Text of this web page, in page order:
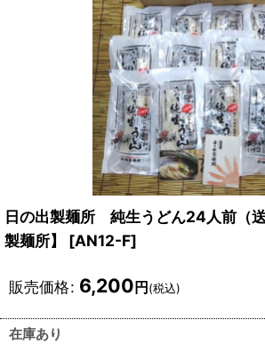
日の出製麺所 純生うどん24人前（
製麺所】
[AN12-F]
販売価格: 6,200 円 (税込)
在庫あり